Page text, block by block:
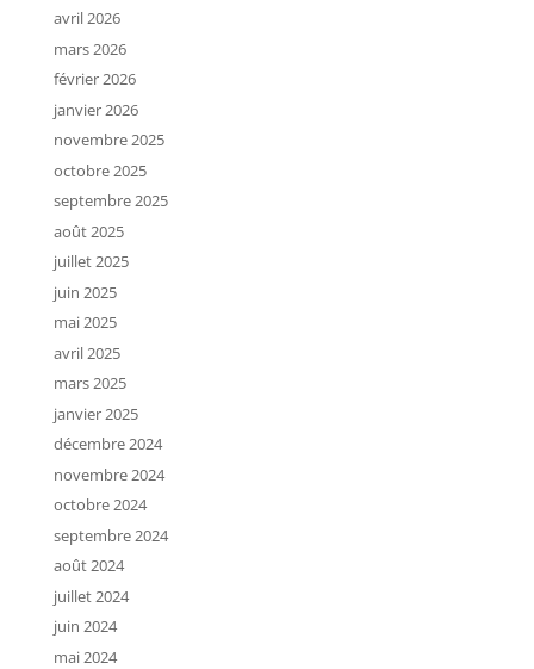
avril 2026
mars 2026
février 2026
janvier 2026
novembre 2025
octobre 2025
septembre 2025
août 2025
juillet 2025
juin 2025
mai 2025
avril 2025
mars 2025
janvier 2025
décembre 2024
novembre 2024
octobre 2024
septembre 2024
août 2024
juillet 2024
juin 2024
mai 2024